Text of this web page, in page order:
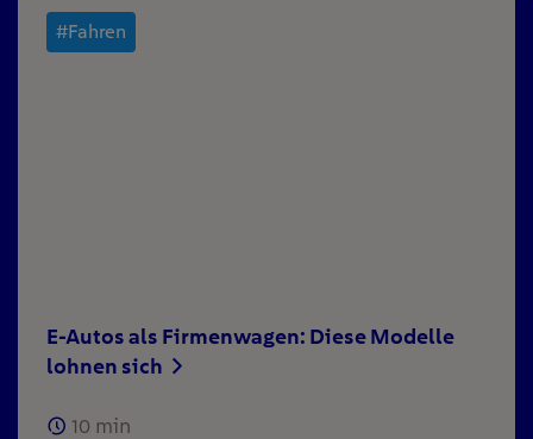
#Fahren
E-Autos als Firmenwagen: Diese Modelle
lohnen sich
10 min